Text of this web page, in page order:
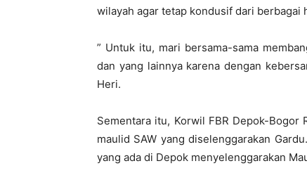
wilayah agar tetap kondusif dari berbagai
” Untuk itu, mari bersama-sama
dan yang lainnya karena dengan
Heri.
Sementara itu, Korwil FBR Depok-Bogor
maulid SAW yang diselenggarakan
yang ada di Depok menyelenggarakan